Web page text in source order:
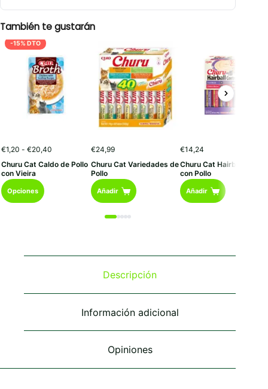
También te gustarán
-15% DTO
€1,20 - €20,40
precios:
Churu Cat Caldo de Pollo
con Vieira
Opciones
Este
producto
opciones
elegir
página
€24,99
Churu Cat Variedades de
Pollo
Añadir
€14,24
Churu Cat Hairball Atún
con Pollo
Añadir
Descripción
Información adicional
Opiniones